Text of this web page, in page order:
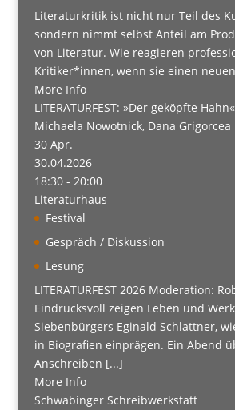
Literaturkritik ist nicht nur Teil des
sondern nimmt selbst Anteil am
von Literatur. Wie reagieren
Kritiker*innen, wenn sie einen
More Info
LITERATURFEST: »Der geköpfte
Michaela Nowotnick, Dana Grigorcea
30 Apr.
30.04.2026
18:30 - 20:00
Literaturhaus
Festival
Gespräch / Diskussion
Lesung
LITERATURFEST 2026 Moderation:
Eindrucksvoll zeigen Leben und
Siebenbürgers Eginald Schlattner,
in Biografien einprägen. Ein Abend
Anschreiben [...]
More Info
Schwabinger Schreibwerkstatt